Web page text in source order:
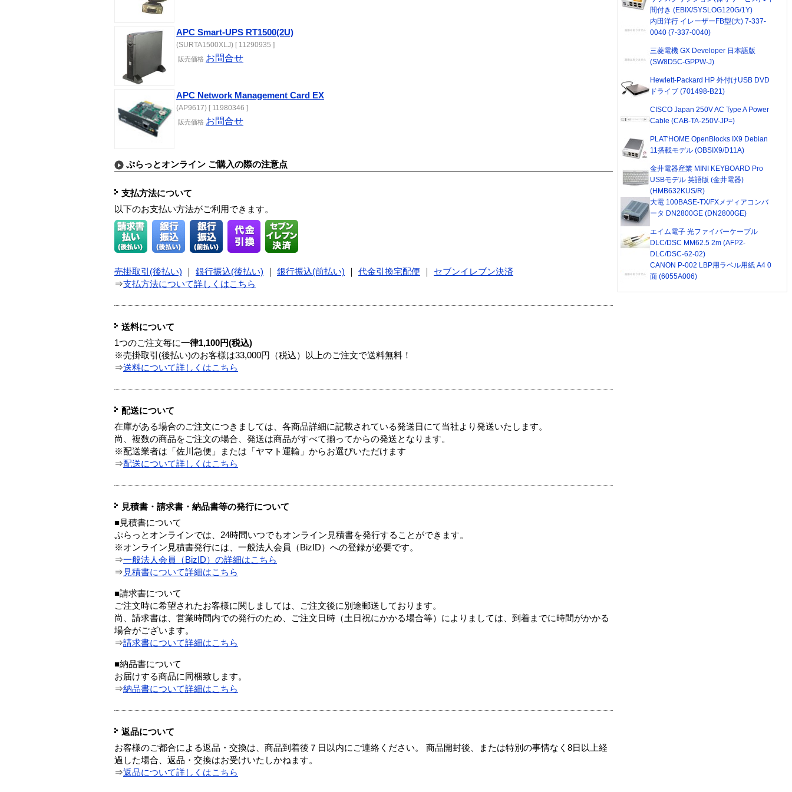
APC Smart-UPS RT1500(2U)
(SURTA1500XLJ) [ 11290935 ]
販売価格 お問合せ
APC Network Management Card EX
(AP9617) [ 11980346 ]
販売価格 お問合せ
ぷらっとオンライン ご購入の際の注意点
支払方法について
以下のお支払い方法がご利用できます。
売掛取引(後払い) 銀行振込(後払い) 銀行振込(前払い) 代金引換宅配便
セブンイレブン決済
⇒支払方法について詳しくはこちら
送料について
1つのご注文毎に一律1,100円(税込)
※売掛取引(後払い)のお客様は33,000円（税込）以上のご注文で送料無料！
⇒送料について詳しくはこちら
配送について
在庫がある場合のご注文につきましては、各商品詳細に記載されている発送日にて当社より発送いたします。
尚、複数の商品をご注文の場合、発送は商品がすべて揃ってからの発送となります。
※配送業者は「佐川急便」または「ヤマト運輸」からお選びいただけます
⇒配送について詳しくはこちら
見積書・請求書・納品書等の発行について
■見積書について
ぷらっとオンラインでは、24時間いつでもオンライン見積書を発行することができます。
※オンライン見積書発行には、一般法人会員（BizID）への登録が必要です。
⇒一般法人会員（BizID）の詳細はこちら
⇒ 見積書について詳細はこちら
■請求書について
ご注文時に希望されたお客様に関しましては、ご注文後に別途郵送しております。
尚、請求書は、営業時間内での発行のため、ご注文日時（土日祝にかかる場合等）によりましては、到着までに時間がかかる
場合がございます。
⇒請求書について詳細はこちら
■納品書について
お届けする商品に同梱致します。
⇒納品書について詳細はこちら
返品について
お客様のご都合による返品・交換は、商品到着後７日以内にご連絡ください。 商品開封後、または特別の事情なく8日以上経
過した場合、返品・交換はお受けいたしかねます。
⇒返品について詳しくはこちら
間付き (EBIX/SYSLOG120G/1Y)
内田洋行 イレーザーFB型(大) 7-337-
0040 (7-337-0040)
三菱電機 GX Developer 日本語版
(SW8D5C-GPPW-J)
Hewlett-Packard HP 外付けUSB DVD
ドライブ (701498-B21)
CISCO Japan 250V AC Type A Power
Cable (CAB-TA-250V-JP=)
PLAT'HOME OpenBlocks IX9 Debian
11搭載モデル (OBSIX9/D11A)
金井電器産業 MINI KEYBOARD Pro
USBモデル 英語版 (金井電器)
(HMB632KUS/R)
大電 100BASE-TX/FXメディアコンバ
ータ DN2800GE (DN2800GE)
エイム電子 光ファイバーケーブル
DLC/DSC MM62.5 2m (AFP2-
DLC/DSC-62-02)
CANON P-002 LBP用ラベル用紙 A4 0
面 (6055A006)